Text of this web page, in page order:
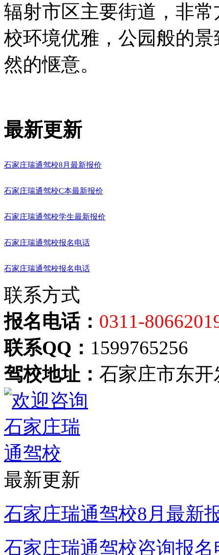
辐射市区主要街道，非
校环境优雅，公园般的
然的惬意。
最新更新
石家庄瑞通驾校8月最新报价
石家庄瑞通驾校C本最新报价
石家庄瑞通驾校学生最新报价
石家庄瑞通驾校报名电话
石家庄瑞通驾校报名电话
联系方式
报名电话： 0311-
联系QQ： 1599765256
驾校地址： 石家庄市东
最新更新
石家庄瑞通驾校8月最新
石家庄瑞通驾校咨询报名